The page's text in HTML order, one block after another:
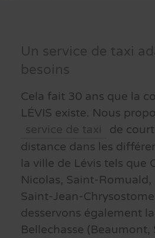
Cela fait 30 ans que la
LÉVIS existe. Nous
de
distance dans les
la ville de Lévis tels que
Nicolas, Saint-
Saint-Jean-
desservons également
Bellechasse (Beaumont,